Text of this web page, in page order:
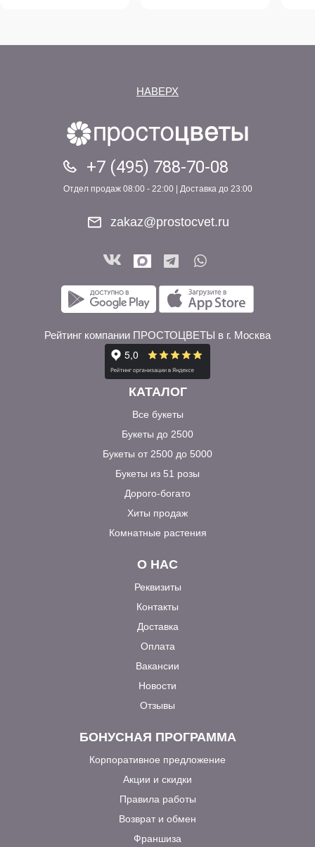
НАВЕРХ
+7 (495) 788-70-08
Отдел продаж 08:00 - 22:00 | Доставка до 23:00
zakaz@prostocvet.ru
Рейтинг компании ПРОСТОЦВЕТЫ в г. Москва
КАТАЛОГ
Все букеты
Букеты до 2500
Букеты от 2500 до 5000
Букеты из 51 розы
Дорого-богато
Хиты продаж
Комнатные растения
О НАС
Реквизиты
Контакты
Доставка
Оплата
Вакансии
Новости
Отзывы
БОНУСНАЯ ПРОГРАММА
Корпоративное предложение
Акции и скидки
Правила работы
Возврат и обмен
Франшиза